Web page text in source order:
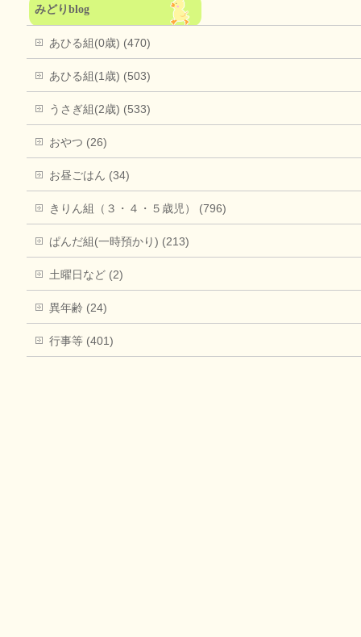
みどりblog
あひる組(0歳) (470)
あひる組(1歳) (503)
うさぎ組(2歳) (533)
おやつ (26)
お昼ごはん (34)
きりん組（３・４・５歳児） (796)
ぱんだ組(一時預かり) (213)
土曜日など (2)
異年齢 (24)
行事等 (401)